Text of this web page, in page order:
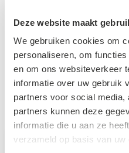
Deze website maakt
We gebruiken cookies om
personaliseren, om
en om ons websiteverkeer
informatie over uw gebruik
partners voor social
partners kunnen deze
informatie die u aan ze
verzameld op basis van uw
Je bespaart20%
Persoonlijke klantenservice
Afhaalshop
Gratis verzending vanaf
Aantal